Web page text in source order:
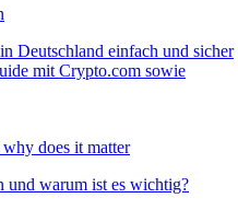
Deutschland einfach und sicher
mit Crypto.com sowie
und warum ist es wichtig?